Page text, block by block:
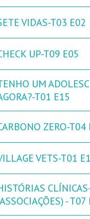
VIDAS-T03 E02
UP-T09 E05
UM
T01 E15
ZERO-T04
VETS-T01
- T07